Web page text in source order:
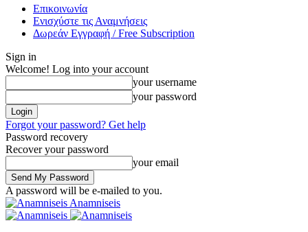
Επικοινωνία
Ενισχύστε τις Αναμνήσεις
Δωρεάν Εγγραφή / Free Subscription
Sign in
Welcome! Log into your account
your username
your password
Forgot your password? Get help
Password recovery
Recover your password
your email
A password will be e-mailed to you.
Anamniseis